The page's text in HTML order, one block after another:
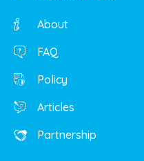
About
FAQ
Policy
Articles
Partnership